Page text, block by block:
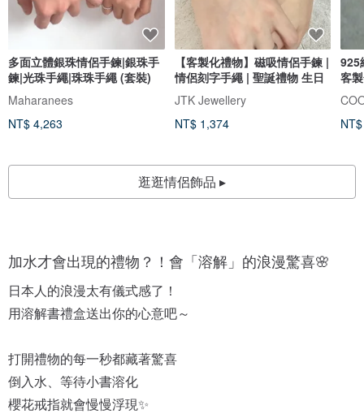
多面立體銀珠情侶手鍊|銀珠手
鍊|光珠手繩|珠珠手繩 (套裝)
Maharanees
NT$ 4,263
【客製化禮物】磁吸情侶手鍊 |
情侶刻字手繩 | 聖誕禮物 生日
JTK Jewellery
NT$ 1,374
925
客
逛逛情侶飾品 ▸
加水才會出現的禮物？！會「溶解」的浪漫驚喜🌸
日本人的浪漫太有儀式感了！
用溶解書禮盒送出你的心意吧～
打開禮物的每一秒都藏著驚喜
倒入水、等待小書溶化
櫻花戒指就會慢慢浮現✨